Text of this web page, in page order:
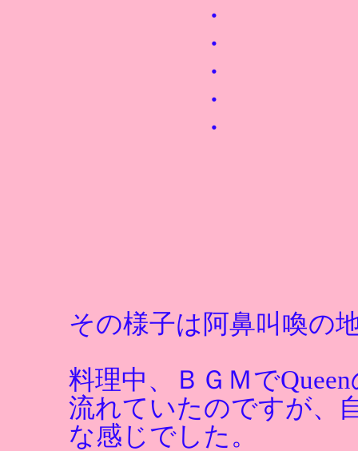
・
・
・
・
・
その様子は阿鼻叫喚の
料理中、ＢＧＭでQueen
流れていたのですが、
な感じでした。